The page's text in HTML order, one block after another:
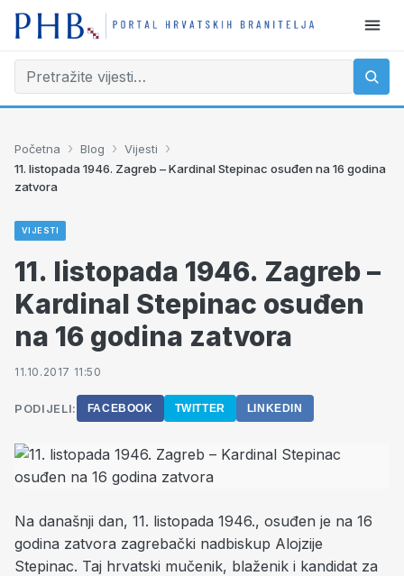
Početna › Blog › Vijesti ›
11. listopada 1946. Zagreb – Kardinal Stepinac osuđen na 16 godina
zatvora
VIJESTI
11. listopada 1946. Zagreb –
Kardinal Stepinac osuđen
na 16 godina zatvora
11.10.2017 11:50
PODIJELI: FACEBOOK TWITTER LINKEDIN
Na današnji dan, 11. listopada 1946., osuđen je na 16
godina zatvora zagrebački nadbiskup Alojzije
Stepinac. Taj hrvatski mučenik, blaženik i kandidat za